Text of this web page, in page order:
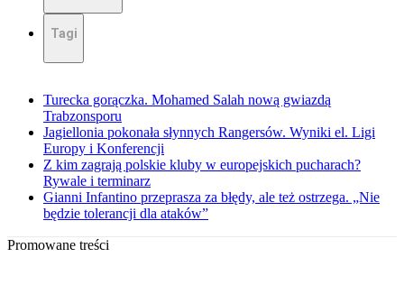
Tagi
Turecka gorączka. Mohamed Salah nową gwiazdą
Trabzonsporu
Jagiellonia pokonała słynnych Rangersów. Wyniki el. Ligi
Europy i Konferencji
Z kim zagrają polskie kluby w europejskich pucharach?
Rywale i terminarz
Gianni Infantino przeprasza za błędy, ale też ostrzega. „Nie
będzie tolerancji dla ataków”
Promowane treści